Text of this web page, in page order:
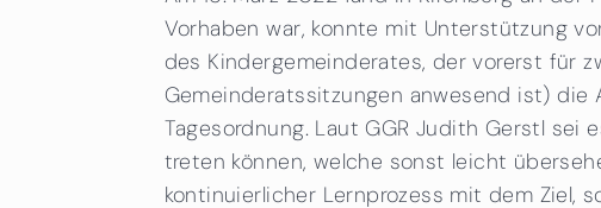
Vorhaben war, konnte mit Unterstützung
des Kindergemeinderates, der vorerst für
Gemeinderatssitzungen anwesend ist) die
Tagesordnung. Laut GGR Judith Gerstl
treten können, welche sonst leicht
kontinuierlicher Lernprozess mit dem Ziel,